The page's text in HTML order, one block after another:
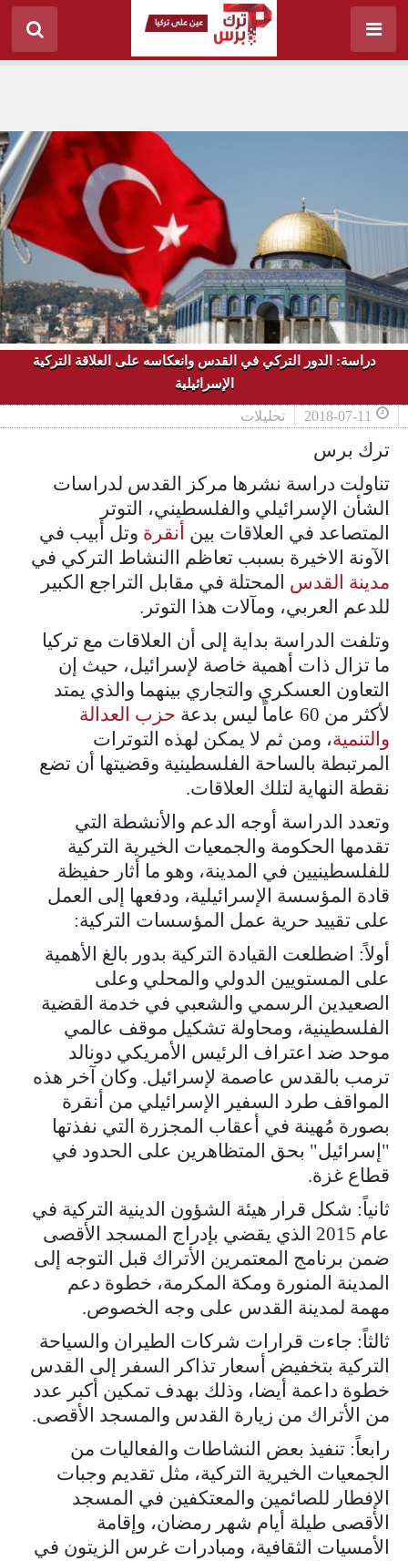
دراسة: الدور التركي في القدس وانعكاسه على العلاقة التركية
الإسرائيلية
2018-07-11 تحليلات
ترك برس
تناولت دراسة نشرها مركز القدس لدراسات
الشأن الإسرائيلي والفلسطيني، التوتر
المتصاعد في العلاقات بين أنقرة وتل أبيب في
الآونة الاخيرة بسبب تعاظم االنشاط التركي في
مدينة القدس المحتلة في مقابل التراجع الكبير
للدعم العربي، ومآلات هذا التوتر.
وتلفت الدراسة بداية إلى أن العلاقات مع تركيا
ما تزال ذات أهمية خاصة لإسرائيل، حيث إن
التعاون العسكري والتجاري بينهما والذي يمتد
لأكثر من 60 عاماً ليس بدعة
حزب العدالة
والتنمية، ومن ثم لا يمكن لهذه التوترات
المرتبطة بالساحة الفلسطينية وقضيتها أن تضع
نقطة النهاية لتلك العلاقات.
وتعدد الدراسة أوجه الدعم والأنشطة التي
تقدمها الحكومة والجمعيات الخيرية التركية
للفلسطينيين في المدينة، وهو ما أثار حفيظة
قادة المؤسسة الإسرائيلية، ودفعها إلى العمل
على تقييد حرية عمل المؤسسات التركية:
أولاً: اضطلعت القيادة التركية بدور بالغ الأهمية
على المستويين الدولي والمحلي وعلى
الصعيدين الرسمي والشعبي في خدمة القضية
الفلسطينية، ومحاولة تشكيل موقف عالمي
موحد ضد اعتراف الرئيس الأمريكي دونالد
ترمب بالقدس عاصمة لإسرائيل. وكان آخر هذه
المواقف طرد السفير الإسرائيلي من أنقرة
بصورة مُهينة في أعقاب المجزرة التي نفذتها
"إسرائيل" بحق المتظاهرين على الحدود في
قطاع غزة.
ثانياً: شكل قرار هيئة الشؤون الدينية التركية في
عام 2015 الذي يقضي بإدراج المسجد الأقصى
ضمن برنامج المعتمرين الأتراك قبل التوجه إلى
المدينة المنورة ومكة المكرمة، خطوة دعم
مهمة لمدينة القدس على وجه الخصوص.
ثالثاً: جاءت قرارات شركات الطيران والسياحة
التركية بتخفيض أسعار تذاكر السفر إلى القدس
خطوة داعمة أيضا، وذلك بهدف تمكين أكبر عدد
من الأتراك من زيارة القدس والمسجد الأقصى.
رابعاً: تنفيذ بعض النشاطات والفعاليات من
الجمعيات الخيرية التركية، مثل تقديم وجبات
الإفطار للصائمين والمعتكفين في المسجد
الأقصى طيلة أيام شهر رمضان، وإقامة
الأمسيات الثقافية، ومبادرات غرس الزيتون في